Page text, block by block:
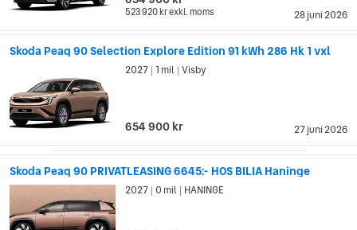
28 juni 2026
523 920 krexkl. moms
Skoda Peaq 90 Selection Explore Edition 91 kWh 286 Hk 1 vxl
27 juni 2026
2027 1 mil Visby
654 900 kr
Skoda Peaq 90 PRIVATLEASING 6645:- HOS BILIA Haninge
2027 0 mil HANINGE